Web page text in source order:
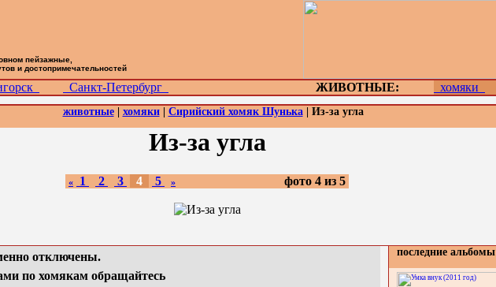
Санкт-Петербург ЖИВОТНЫЕ: хомяки
животные| хомяки| Сирийский хомяк Шунька| Из-за угла
Из-за угла
« 1 2 3 4 5 » фото 4 из 5
отключены.
по хомякам обращайтесь
последние альбомы
пейзажные,
и достопримечательностей